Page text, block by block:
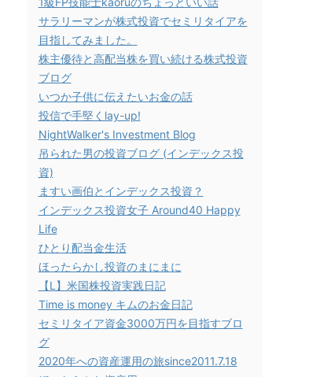
サラリーマンが株式投資でセミリタイアを
目指してみました。
株主優待と高配当株を買い続ける株式投資
ブログ
いつか子供に伝えたいお金の話
投信で手堅くlay-up!
NightWalker's Investment Blog
吊られた男の投資ブログ (インデックス投
資)
ますい画伯とインデックス投資？
インデックス投資女子 Around40 Happy
Life
ひとり配当金生活
ほったらかし投資のまにまに
【L】米国株投資実践日記
Time is money キムのお金日記
セミリタイア資金3000万円を目指すブロ
グ
2020年への資産運用の旅since2011.7.18